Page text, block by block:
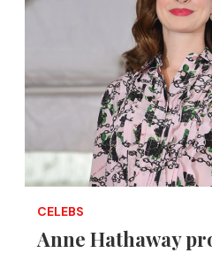
CELEBS
Anne Hathaway